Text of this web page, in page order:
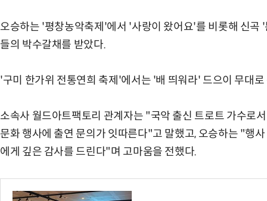
오승하는 '평창농악축제'에서 '사랑이 왔어요'를 비롯해 신곡
들의 박수갈채를 받았다.
'구미 한가위 전통연희 축제'에서는 '배 띄워라' 드으이 무대
소속사 월드아트팩토리 관계자는 "국악 출신 트로트 가수로
문화 행사에 출연 문의가 잇따른다"고 말했고, 오승하는 "행
에게 깊은 감사를 드린다"며 고마움을 전했다.